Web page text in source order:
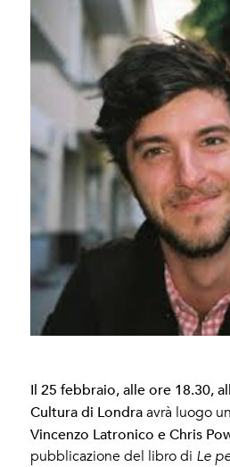
Il 25 febbraio, alle ore 18.30,
Cultura di Londraavrà luogo
Vincenzo Latronico e Chris
pubblicazione del libro di Le